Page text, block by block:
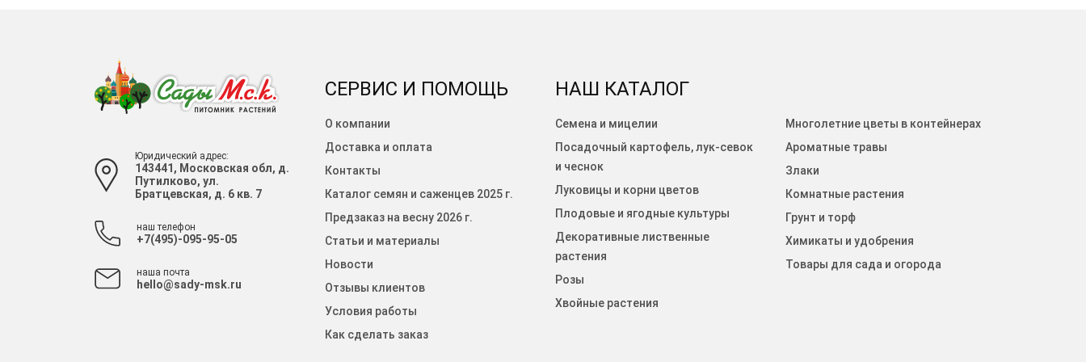
Юридический адрес:
143441, Московская обл, д.
Путилково, ул.
Братцевская, д. 6 кв. 7
наш телефон
+7(495)-095-95-05
наша почта
hello@sady-msk.ru
СЕРВИС И ПОМОЩЬ
О компании
Доставка и оплата
Контакты
Каталог семян и саженцев 2025 г.
Предзаказ на весну 2026 г.
Статьи и материалы
Новости
Отзывы клиентов
Условия работы
Как сделать заказ
НАШ КАТАЛОГ
Семена и мицелии
Посадочный картофель, лук-севок
и чеснок
Луковицы и корни цветов
Плодовые и ягодные культуры
Декоративные лиственные
растения
Розы
Хвойные растения
Многолетние цветы в контейнерах
Ароматные травы
Злаки
Комнатные растения
Грунт и торф
Химикаты и удобрения
Товары для сада и огорода